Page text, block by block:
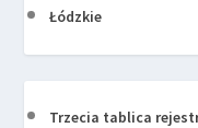
Łódzkie
Trzecia tablica